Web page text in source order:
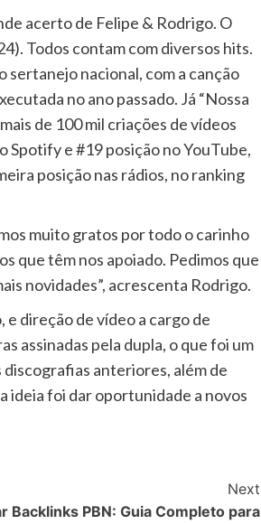
acerto de Felipe & Rodrigo. O
Todos contam com diversos hits.
sertanejo nacional, com a canção
no ano passado. Já “Nossa
de 100 mil criações de vídeos
Spotify e #19 posição no YouTube,
posição nas rádios, no ranking
muito gratos por todo o carinho
que têm nos apoiado. Pedimos que
novidades”, acrescenta Rodrigo.
e direção de vídeo a cargo de
assinadas pela dupla, o que foi um
anteriores, além de
ideia foi dar oportunidade a novos
Next
Backlinks PBN: Guia Completo para